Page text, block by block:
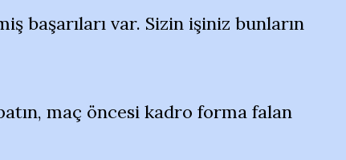
başarıları var. Sizin işiniz bunların
maç öncesi kadro forma falan